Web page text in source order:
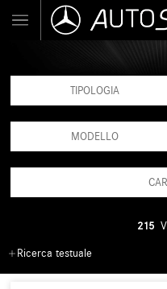
TIPOLOGIA
MODELLO
215
Ricerca testuale